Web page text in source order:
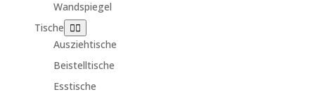
Wandspiegel
Tische
Ausziehtische
Beistelltische
Esstische